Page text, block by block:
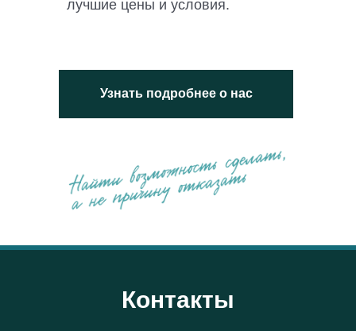
лучшие цены и условия.
Узнать подробнее о нас
Контакты